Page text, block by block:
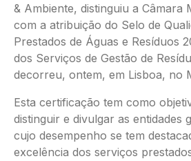
& Ambiente, distinguiu a Câmara
com a atribuição do Selo de
Prestados de Águas e Resíduos
dos Serviços de Gestão de
decorreu, ontem, em Lisboa, no
Esta certificação tem como
distinguir e divulgar as entidades
cujo desempenho se tem
excelência dos serviços